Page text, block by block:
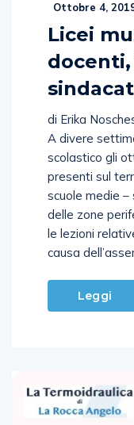
Ottobre 4, 2019
Licei
di Erika
A divere
scolastico gli
presenti sul
scuole medie –
delle zone
le lezioni
Leggi